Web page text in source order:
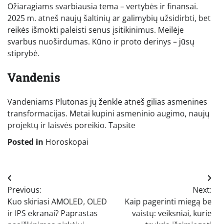
Ožiaragiams svarbiausia tema – vertybės ir finansai.
2025 m. atneš naujų šaltinių ar galimybių užsidirbti, bet
reikės išmokti paleisti senus įsitikinimus. Meilėje
svarbus nuoširdumas. Kūno ir proto derinys – jūsų
stiprybė.
Vandenis
Vandeniams Plutonas jų ženkle atneš gilias asmenines
transformacijas. Metai kupini asmeninio augimo, naujų
projektų ir laisvės poreikio. Tapsite
Posted in Horoskopai
Navigacija
tarp
įrašų
Previous:
Kuo skiriasi AMOLED, OLED
ir IPS ekranai? Paprastas
Next:
Kaip pagerinti miegą be
vaistų: veiksniai, kurie